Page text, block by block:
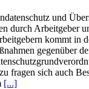
und
durch Arbeitgeber
kommt in
gegenüber
fragen sich auch
[...]